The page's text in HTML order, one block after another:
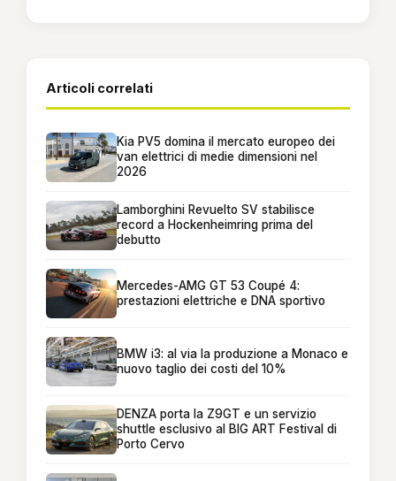
Articoli correlati
Kia PV5 domina il mercato europeo dei
van elettrici di medie dimensioni nel
2026
Lamborghini Revuelto SV stabilisce
record a Hockenheimring prima del
debutto
Mercedes-AMG GT 53 Coupé 4:
prestazioni elettriche e DNA sportivo
BMW i3: al via la produzione a Monaco e
nuovo taglio dei costi del 10%
DENZA porta la Z9GT e un servizio
shuttle esclusivo al BIG ART Festival di
Porto Cervo